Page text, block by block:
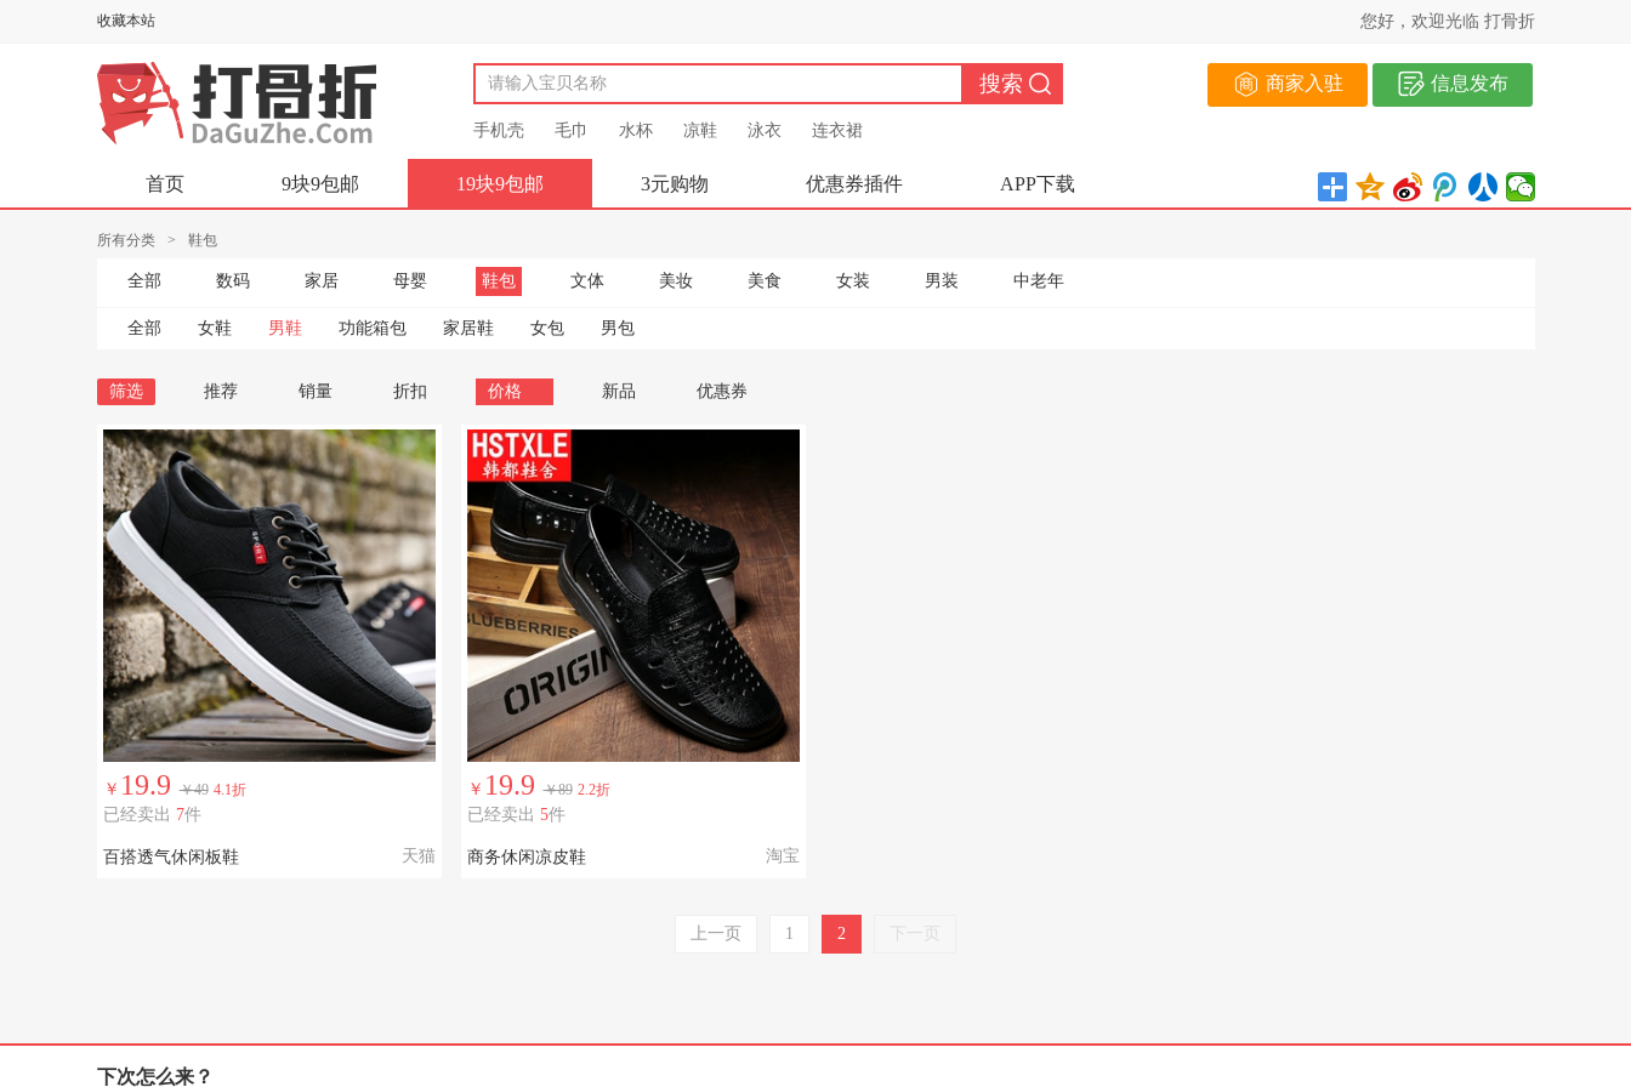
收藏本站 您好，欢迎光临 打骨折
手机壳 毛巾 水杯 凉鞋 泳衣 连衣裙
信息发布
商家入驻
首页 9块9包邮 19块9包邮 3元购物 优惠券插件 APP下载
所有分类 > 鞋包
全部 数码 家居 母婴 鞋包 文体 美妆 美食 女装 男装 中老年
全部 女鞋 男鞋 功能箱包 家居鞋 女包 男包
筛选 推荐 销量 折扣 价格 新品 优惠券
￥ 19.9 ￥49 4.1折
已经卖出 7件
天猫
百搭透气休闲板鞋
￥ 19.9 ￥89 2.2折
已经卖出 5件
淘宝
商务休闲凉皮鞋
上一页 1 2 下一页
下次怎么来？